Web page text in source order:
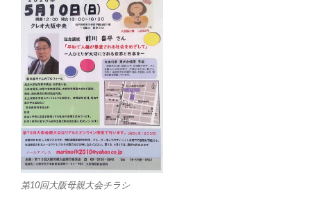
第10回大阪母親大会チラシ